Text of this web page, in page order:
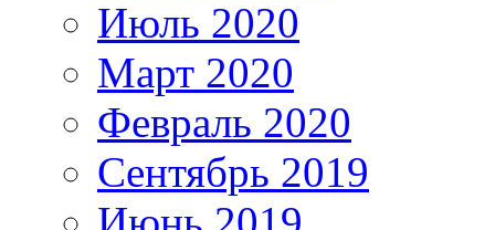
Июль 2020
Март 2020
Февраль 2020
Сентябрь 2019